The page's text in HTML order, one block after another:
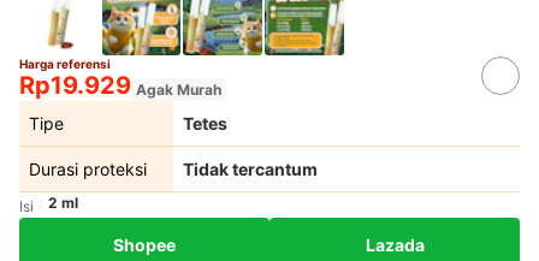
Harga referensi
Rp19.929 Agak Murah
Tipe Tetes
Durasi proteksi Tidak tercantum
Isi 2 ml
Shopee Lazada